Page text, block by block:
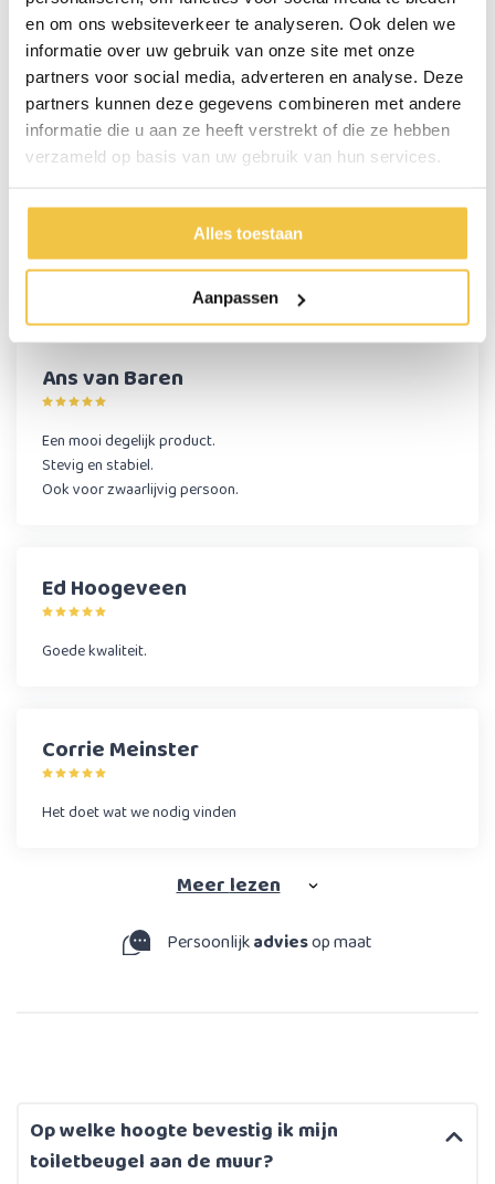
en om ons websiteverkeer te analyseren. Ook delen we
informatie over uw gebruik van onze site met onze
partners voor social media, adverteren en analyse. Deze
partners kunnen deze gegevens combineren met andere
informatie die u aan ze heeft verstrekt of die ze hebben
verzameld op basis van uw gebruik van hun services.
Alles toestaan
Aanpassen
Totale breedte (inclusief armleuningen)
Totale hoogte
Meerspecificaties
Start chat
(5)
Ans van Baren
Een mooi degelijk product.
Stevig en stabiel.
Ook voor zwaarlijvig persoon.
Ed Hoogeveen
Goede kwaliteit.
Corrie Meinster
Het doet wat we nodig vinden
Meerlezen
Persoonlijkadviesop maat
Op welke hoogte bevestig ik mijn
toiletbeugel aan de muur?